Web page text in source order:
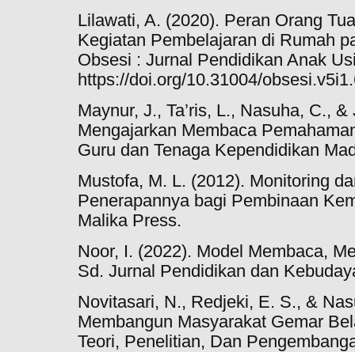
Lilawati, A. (2020). Peran Orang
Kegiatan Pembelajaran di Rumah
Obsesi : Jurnal Pendidikan Anak
https://doi.org/10.31004/
Maynur, J., Ta’ris, L., Nasuha, C.,
Mengajarkan Membaca
Guru dan Tenaga Kependidikan
Mustofa, M. L. (2012). Monitoring
Penerapannya bagi Pembinaan
Malika Press.
Noor, I. (2022). Model Membaca,
Sd. Jurnal Pendidikan dan
Novitasari, N., Redjeki, E. S., &
Membangun Masyarakat Gemar
Teori, Penelitian, Dan